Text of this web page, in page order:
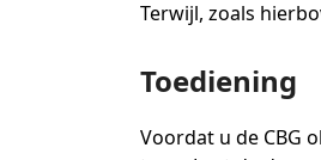
Terwijl, zoals
Toediening
Voordat u de CBG